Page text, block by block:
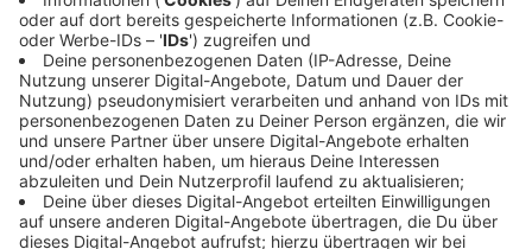
handelt von der Stärke der Liebe, die, laut Coldplay-
Fronstänger Chris Martin, alle Grenzen und Hindernisse
überwinden kann. In einem Videoclip gaben die
koreanischen Popstars "BTS" preis, dass sie diesen
Song ihrer "Fan-Army" widmen wollen, da auch sie "ihr
Universum" seien.
Anzeige